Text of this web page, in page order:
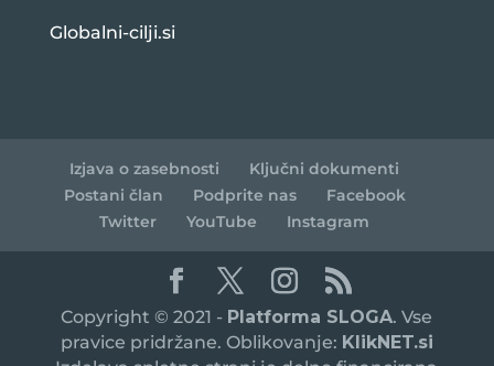
Globalni-cilji.si
Izjava o zasebnosti
Ključni dokumenti
Postani član
Podprite nas
Facebook
Twitter
YouTube Instagram
Copyright © 2021 - Platforma SLOGA. Vse
pravice pridržane. Oblikovanje: KlikNET.si